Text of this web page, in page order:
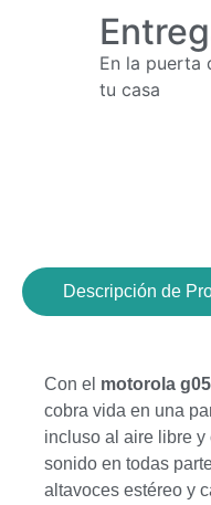
En la puerta
tu casa
Descripción de
Con el motorola g05
cobra vida en una
incluso al aire libre y
sonido en todas
altavoces estéreo y